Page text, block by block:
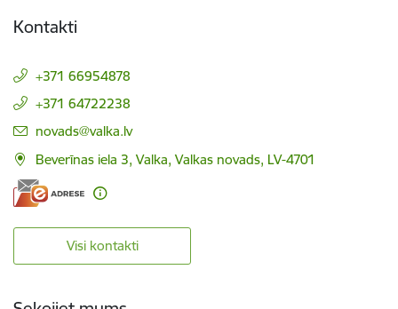
Kontakti
+371 66954878
+371 64722238
E-pasts:
novads@valka.lv
Beverīnas iela 3, Valka, Valkas novads, LV-4701
Visi kontakti